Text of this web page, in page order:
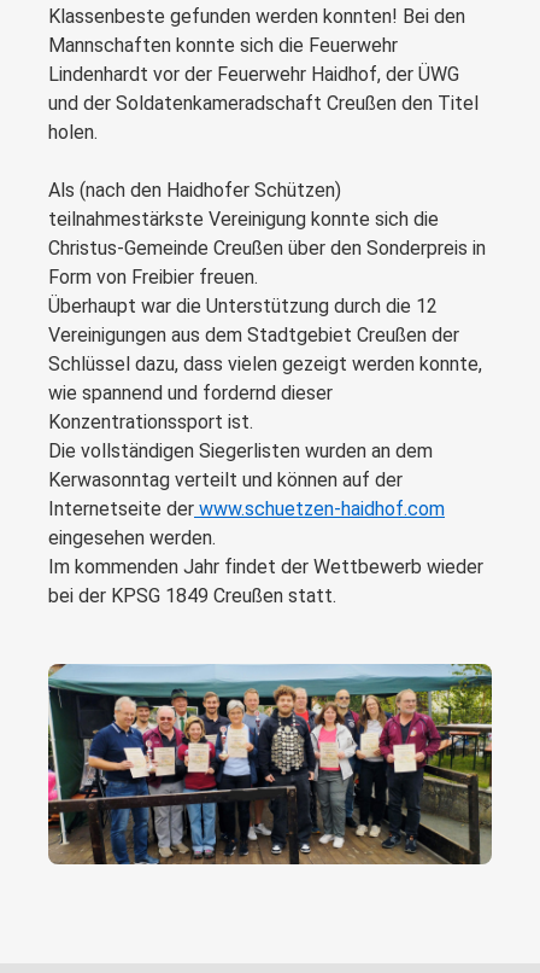
Klassenbeste gefunden werden konnten! Bei den
Mannschaften konnte sich die Feuerwehr
Lindenhardt vor der Feuerwehr Haidhof, der ÜWG
und der Soldatenkameradschaft Creußen den Titel
holen.
Als (nach den Haidhofer Schützen)
teilnahmestärkste Vereinigung konnte sich die
Christus-Gemeinde Creußen über den Sonderpreis in
Form von Freibier freuen.
Überhaupt war die Unterstützung durch die 12
Vereinigungen aus dem Stadtgebiet Creußen der
Schlüssel dazu, dass vielen gezeigt werden konnte,
wie spannend und fordernd dieser
Konzentrationssport ist.
Die vollständigen Siegerlisten wurden an dem
Kerwasonntag verteilt und können auf der
Internetseite der www.schuetzen-haidhof.com
eingesehen werden.
Im kommenden Jahr findet der Wettbewerb wieder
bei der KPSG 1849 Creußen statt.